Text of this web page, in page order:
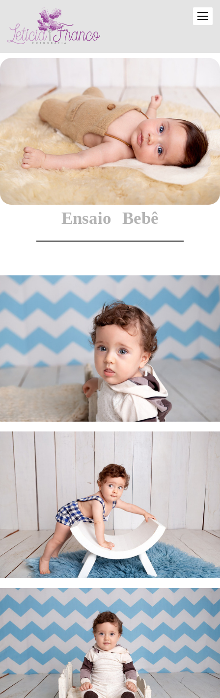
Ensaio Bebê